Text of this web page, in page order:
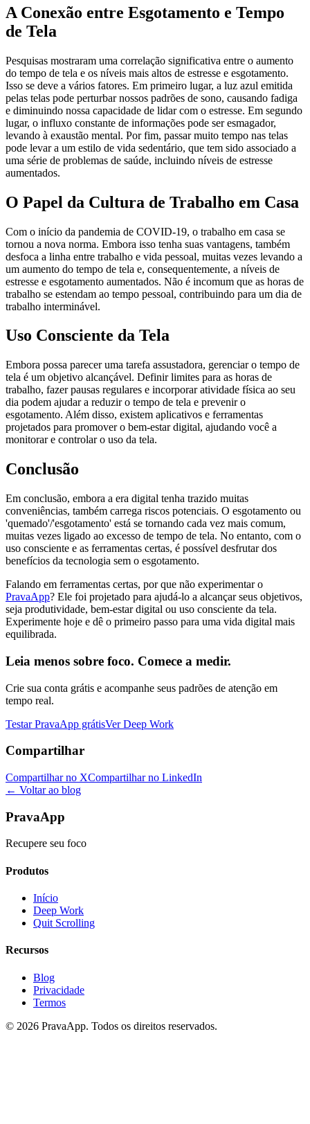
A Conexão entre Esgotamento e Tempo
de Tela
Pesquisas mostraram uma correlação significativa entre o aumento
do tempo de tela e os níveis mais altos de estresse e esgotamento.
Isso se deve a vários fatores. Em primeiro lugar, a luz azul emitida
pelas telas pode perturbar nossos padrões de sono, causando fadiga
e diminuindo nossa capacidade de lidar com o estresse. Em segundo
lugar, o influxo constante de informações pode ser esmagador,
levando à exaustão mental. Por fim, passar muito tempo nas telas
pode levar a um estilo de vida sedentário, que tem sido associado a
uma série de problemas de saúde, incluindo níveis de estresse
aumentados.
O Papel da Cultura de Trabalho em Casa
Com o início da pandemia de COVID-19, o trabalho em casa se
tornou a nova norma. Embora isso tenha suas vantagens, também
desfoca a linha entre trabalho e vida pessoal, muitas vezes levando a
um aumento do tempo de tela e, consequentemente, a níveis de
estresse e esgotamento aumentados. Não é incomum que as horas de
trabalho se estendam ao tempo pessoal, contribuindo para um dia de
trabalho interminável.
Uso Consciente da Tela
Embora possa parecer uma tarefa assustadora, gerenciar o tempo de
tela é um objetivo alcançável. Definir limites para as horas de
trabalho, fazer pausas regulares e incorporar atividade física ao seu
dia podem ajudar a reduzir o tempo de tela e prevenir o
esgotamento. Além disso, existem aplicativos e ferramentas
projetados para promover o bem-estar digital, ajudando você a
monitorar e controlar o uso da tela.
Conclusão
Em conclusão, embora a era digital tenha trazido muitas
conveniências, também carrega riscos potenciais. O esgotamento ou
'quemado'/'esgotamento' está se tornando cada vez mais comum,
muitas vezes ligado ao excesso de tempo de tela. No entanto, com o
uso consciente e as ferramentas certas, é possível desfrutar dos
benefícios da tecnologia sem o esgotamento.
Falando em ferramentas certas, por que não experimentar o
PravaApp? Ele foi projetado para ajudá-lo a alcançar seus objetivos,
seja produtividade, bem-estar digital ou uso consciente da tela.
Experimente hoje e dê o primeiro passo para uma vida digital mais
equilibrada.
Leia menos sobre foco. Comece a medir.
Crie sua conta grátis e acompanhe seus padrões de atenção em
tempo real.
Testar PravaApp grátisVer Deep Work
Compartilhar
Compartilhar no XCompartilhar no LinkedIn
← Voltar ao blog
PravaApp
Recupere seu foco
Produtos
Início
Deep Work
Quit Scrolling
Recursos
Blog
Privacidade
Termos
© 2026 PravaApp. Todos os direitos reservados.